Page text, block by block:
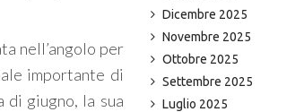
nell’angolo per
importante di
di giugno, la sua
Dicembre 2025
Novembre 2025
Ottobre 2025
Settembre 2025
Luglio 2025